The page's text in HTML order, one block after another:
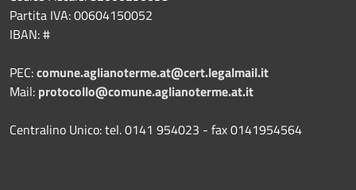
Partita IVA: 00604150052
IBAN: #
PEC:comune.aglianoterme.at@cert.legalmail.it
Mail: protocollo@comune.aglianoterme.at.it
Centralino Unico: tel. 0141 954023 - fax 0141954564